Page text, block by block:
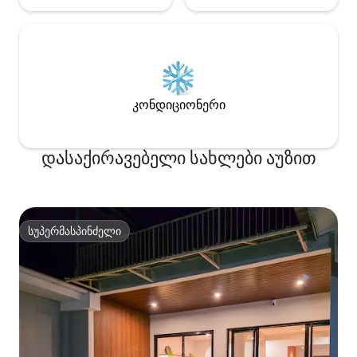
კონდიციონერი
დასაქირავებელი სახლები აუზით
სუპერმასპინძელი
სუპერმასპინძელი